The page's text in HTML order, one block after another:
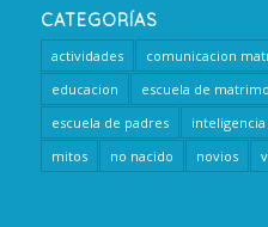
CATEGORÍAS
actividades comunicacion
educacion
escuela de
escuela de padres
mitos
no nacido novios